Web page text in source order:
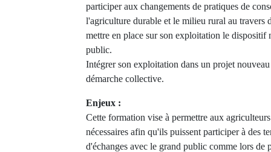
participer aux changements de pratiques de
l'agriculture durable et le milieu rural au travers
mettre en place sur son exploitation le dispositif
public.
Intégrer son exploitation dans un projet
démarche collective.
Enjeux :
Cette formation vise à permettre aux
nécessaires afin qu'ils puissent participer à des
d'échanges avec le grand public comme lors de